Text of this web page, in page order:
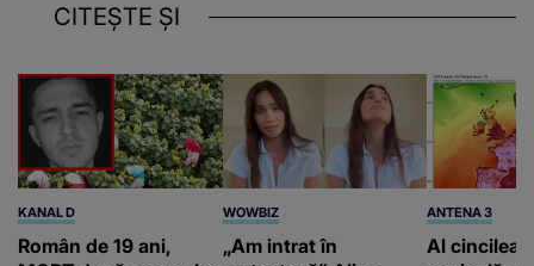
CITEȘTE ȘI
KANAL D
Român de 19 ani,
WOWBIZ
„Am intrat în
ANTENA 3
Al cincilea